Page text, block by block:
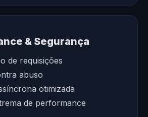
& Segurança
de requisições
abuso
otimizada
de performance